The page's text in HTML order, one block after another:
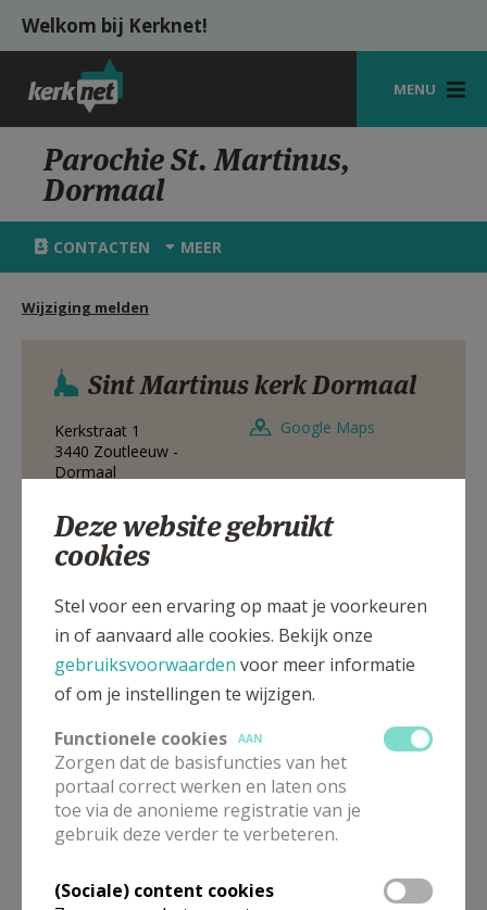
Overslaan en naar de inhoud gaan
Welkom bij Kerknet!
MENU
STARTPAGINA
KERK
VIERINGEN
HULP
MIJN PAROCHIE
AANMELDEN OF REGISTREREN
Parochie St. Martinus,
Dormaal
CONTACTEN MEER
Wijziging melden
Sint Martinus kerk Dormaal
Kerkstraat 1
3440 Zoutleeuw -
Dormaal
Google Maps
Kerkstraat 1, 3440 Zoutleeuw - Dormaal
In deze kerk vinden geen weekendvieringen plaats. Via de
onderstaande lijst kan je het aanbod van kerken in de buurt
Deze website gebruikt
cookies
Stel voor een ervaring op maat je voorkeuren
in of aanvaard alle cookies. Bekijk onze
gebruiksvoorwaarden voor meer informatie
of om je instellingen te wijzigen.
Functionele cookies
AAN
Zorgen dat de basisfuncties van het
portaal correct werken en laten ons
toe via de anonieme registratie van je
gebruik deze verder te verbeteren.
(Sociale) content cookies